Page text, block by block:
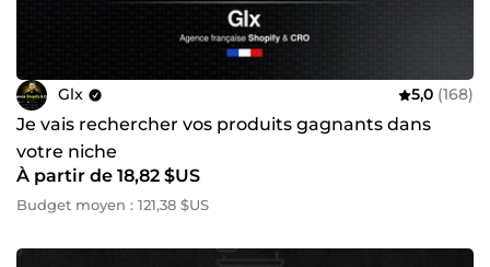
Glx 5,0 (168)
Je vais rechercher vos produits gagnants dans
votre niche
À partir de 18,82 $US
Budget moyen : 121,38 $US